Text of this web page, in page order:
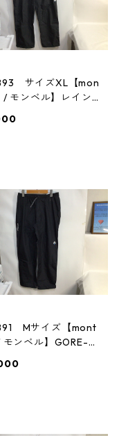
サイズXL【mon
モンベル】レイン
Mサイズ【mont
ンベル】GORE-T
：メンズBK